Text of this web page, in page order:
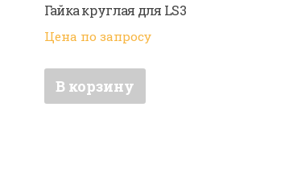
Гайка круглая для LS3
Цена по запросу
В корзину